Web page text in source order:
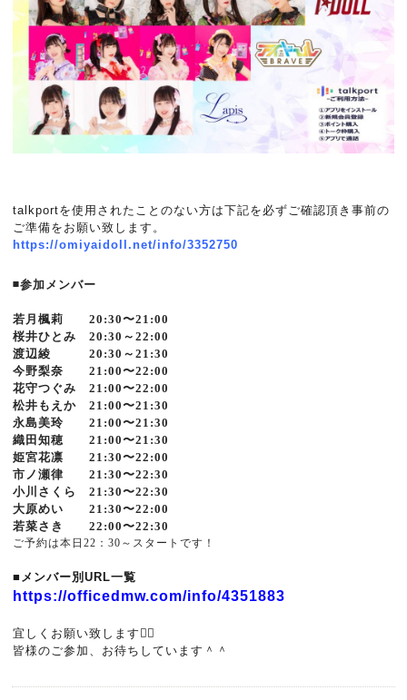
talkportを使用されたことのない方は下記を必ずご確認頂き事前の
ご準備をお願い致します。
https://omiyaidoll.net/info/3352750
◾️参加メンバー
若月楓莉 20:30〜21:00
桜井ひとみ 20:30～22:00
渡辺綾 20:30～21:30
今野梨奈 21:00〜22:00
花守つぐみ 21:00〜22:00
松井もえか 21:00〜21:30
永島美玲 21:00〜21:30
織田知穂 21:00〜21:30
姫宮花凛 21:30〜22:00
市ノ瀬律 21:30〜22:30
小川さくら 21:30〜22:30
大原めい 21:30〜22:00
若菜さき 22:00〜22:30
ご予約は本日22：30～スタートです！
■メンバー別URL一覧
https://officedmw.com/info/4351883
宜しくお願い致します🙇‍♂️
皆様のご参加、お待ちしています＾＾